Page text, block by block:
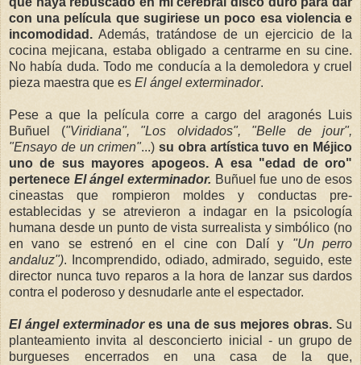
con una película que sugiriese un poco esa violencia e
incomodidad. Además, tratándose de un ejercicio de la
cocina mejicana, estaba obligado a centrarme en su cine.
No había duda. Todo me conducía a la demoledora y cruel
pieza maestra que es El ángel exterminador.
Pese a que la película corre a cargo del aragonés Luis
Buñuel ("Viridiana", "Los olvidados", "Belle de jour",
"Ensayo de un crimen"...)su obra artística tuvo en Méjico
uno de sus mayores apogeos. A esa "edad de oro"
pertenece El ángel exterminador. Buñuel fue uno de esos
cineastas que rompieron moldes y conductas pre-
establecidas y se atrevieron a indagar en la psicología
humana desde un punto de vista surrealista y simbólico (no
en vano se estrenó en el cine con Dalí y "Un perro
andaluz"). Incomprendido, odiado, admirado, seguido, este
director nunca tuvo reparos a la hora de lanzar sus dardos
contra el poderoso y desnudarle ante el espectador.
El ángel exterminadores una de sus mejores obras. Su
planteamiento invita al desconcierto inicial - un grupo de
burgueses encerrados en una casa de la que,